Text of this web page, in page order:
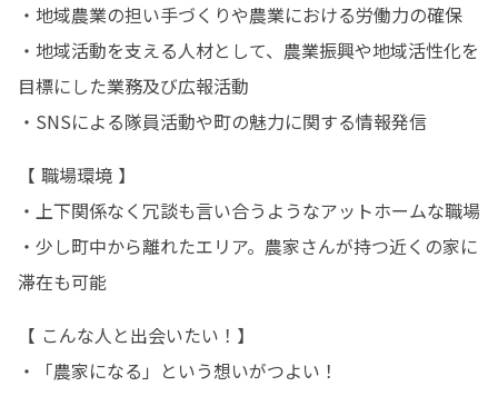
・地域農業の担い手づくりや農業における労働力の確保
・地域活動を支える人材として、農業振興や地域活性化を
目標にした業務及び広報活動
・SNSによる隊員活動や町の魅力に関する情報発信
【 職場環境 】
・上下関係なく冗談も言い合うようなアットホームな職場
・少し町中から離れたエリア。農家さんが持つ近くの家に
滞在も可能
【 こんな人と出会いたい！】
・「農家になる」という想いがつよい！